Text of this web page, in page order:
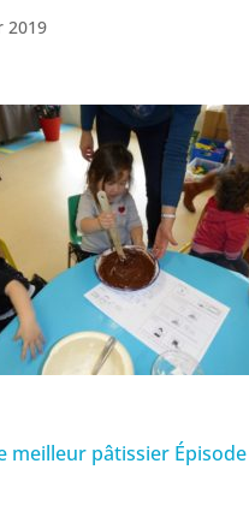
2019
meilleur pâtissier Épisode